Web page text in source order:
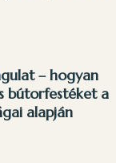
– hogyan
bútorfestéket a
alapján